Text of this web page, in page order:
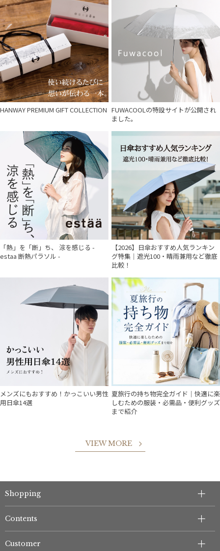
HANWAY PREMIUM GIFT COLLECTION FUWACOOLの特設サイトが公開され
ました。
「熱」を「断」ち、 涼を感じる -
estaa 断熱パラソル -
【2026】日傘おすすめ人気ランキン
グ特集｜遮光100・晴雨兼用など徹底
比較！
メンズにもおすすめ！かっこいい男性
用日傘14選
夏旅行の持ち物完全ガイド｜快適に楽
しむための服装・必需品・便利グッズ
まで紹介
VIEW MORE
Shopping
Contents
Customer